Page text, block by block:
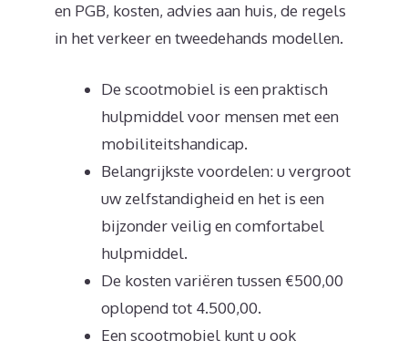
en PGB, kosten, advies aan huis, de regels
in het verkeer en tweedehands modellen.
De scootmobiel is een praktisch
hulpmiddel voor mensen met een
mobiliteitshandicap.
Belangrijkste voordelen: u vergroot
uw zelfstandigheid en het is een
bijzonder veilig en comfortabel
hulpmiddel.
De kosten variëren tussen €500,00
oplopend tot 4.500,00.
Een scootmobiel kunt u ook